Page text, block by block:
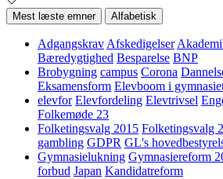
Mest læste emner Alfabetisk
Adgangskrav Afskedigelser
Bæredygtighed Besparelse BNP
Brobygning campus Corona
Eksamensform Elevboom i
elevfor Elevfordeling Elevtrivsel
Folkemøde 23
Folketingsvalg 2015 Folketingsvalg
gambling GDPR GL's
Gymnasielukning Gymnasiereform
forbud Japan Kandidatreform